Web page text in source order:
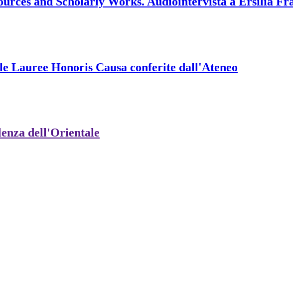
Lauree Honoris Causa conferite dall'Ateneo
dell'Orientale